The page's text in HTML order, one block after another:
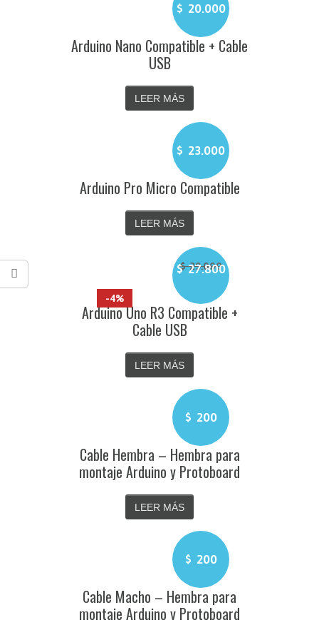
$ 20.000
Arduino Nano Compatible + Cable
USB
LEER MÁS
$ 23.000
Arduino Pro Micro Compatible
LEER MÁS
-4%
$29.000
El
precio
original
era:
$27.800
precio
actual
Arduino Uno R3 Compatible +
Cable USB
LEER MÁS
$ 200
Cable Hembra – Hembra para
montaje Arduino y Protoboard
LEER MÁS
$ 200
Cable Macho – Hembra para
montaje Arduino y Protoboard